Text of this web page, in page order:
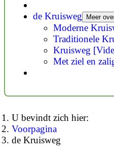
de Kruisweg Meer
Moderne
Traditionele
Kruisweg
Met ziel en
U bevindt zich hier:
Voorpagina
de Kruisweg